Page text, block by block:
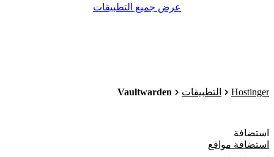
عرض جميع التطبيقات
Hostinger التطبيقات Vaultwarden
استضافة
استضافة مواقع